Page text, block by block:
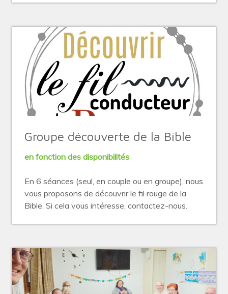
Groupe découverte de la Bible
en fonction des disponibilités
En 6 séances (seul, en couple ou en groupe), nous
vous proposons de découvrir le fil rouge de la
Bible. Si cela vous intéresse, contactez-nous.